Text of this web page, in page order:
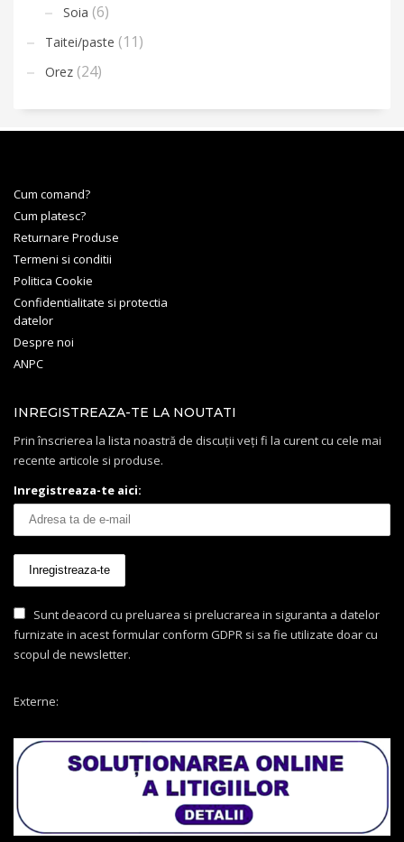
Soia (6)
Taitei/paste (11)
Orez (24)
Cum comand?
Cum platesc?
Returnare Produse
Termeni si conditii
Politica Cookie
Confidentialitate si protectia
datelor
Despre noi
ANPC
INREGISTREAZA-TE LA NOUTATI
Prin înscrierea la lista noastră de discuții veți fi la curent cu cele mai
recente articole si produse.
Inregistreaza-te aici:
Sunt deacord cu preluarea si prelucrarea in siguranta a datelor
furnizate in acest formular conform GDPR si sa fie utilizate doar cu
scopul de newsletter.
Externe: